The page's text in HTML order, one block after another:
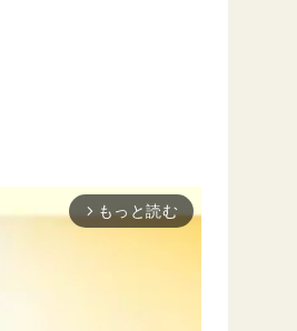
arrow_forward_ios もっと読む